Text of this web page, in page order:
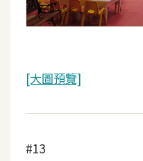
[大圖預覽]
#13